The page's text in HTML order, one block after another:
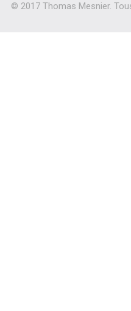
© 2017 Thomas Mesnier.